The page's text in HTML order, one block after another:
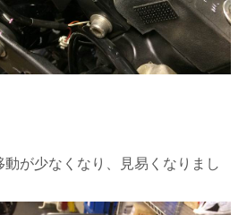
動が少なくなり、見易くなりまし